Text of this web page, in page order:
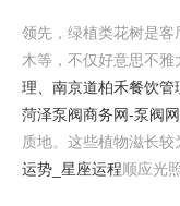
领先，绿植类花树是
木等，不仅好意思不雅
理、南京道柏禾餐饮管
菏泽泵阀商务网-泵阀
质地。这些植物滋长较
运势_星座运程 顺应光